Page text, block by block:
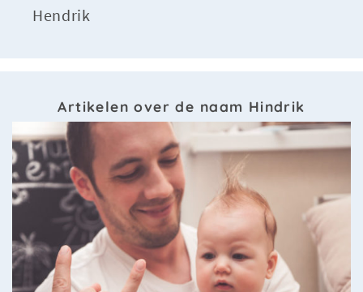
Hendrik
Artikelen over de naam Hindrik